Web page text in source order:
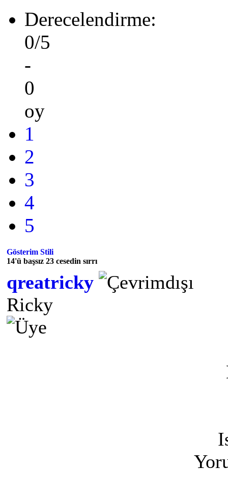
Derecelendirme:
0/5
-
0
oy
1
2
3
4
5
Gösterim Stili
14'ü başsız 23 cesedin sırrı
qreatricky
Ricky